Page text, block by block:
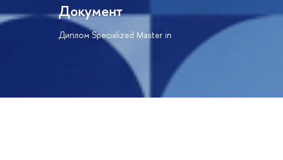
Документ
Диплом Specialized Master in